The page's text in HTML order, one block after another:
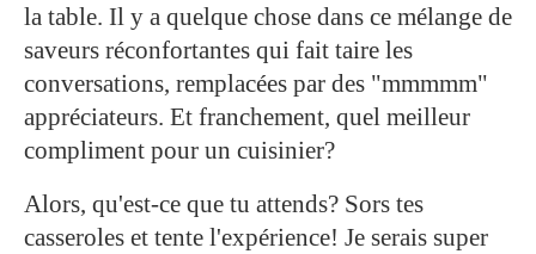
la table. Il y a quelque chose dans ce mélange de
saveurs réconfortantes qui fait taire les
conversations, remplacées par des "mmmmm"
appréciateurs. Et franchement, quel meilleur
compliment pour un cuisinier?
Alors, qu'est-ce que tu attends? Sors tes
casseroles et tente l'expérience! Je serais super